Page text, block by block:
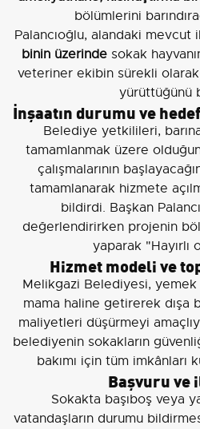
bölümlerini
Palancıoğlu, alandaki mevcut
binin üzerinde sokak
veteriner ekibin sürekli olarak
yürüttüğünü
İnşaatın durumu ve
Belediye yetkilileri,
tamamlanmak üzere
çalışmalarının
tamamlanarak hizmete
bildirdi. Başkan
değerlendirirken projenin
yaparak "Hayırlı
Hizmet modeli ve
Melikgazi Belediyesi, yemek
mama haline getirerek dışa
maliyetleri düşürmeyi
belediyenin sokakların
bakımı için tüm imkânları
Başvuru ve
Sokakta başıboş veya
vatandaşların durumu